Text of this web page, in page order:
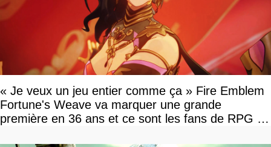
« Je veux un jeu entier comme ça » Fire Emblem
Fortune's Weave va marquer une grande
première en 36 ans et ce sont les fans de RPG en